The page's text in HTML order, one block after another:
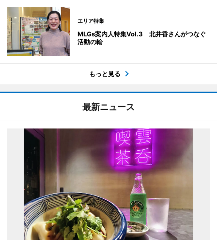
エリア特集
MLGs案内人特集Vol.3 北井香さんがつなぐ
活動の輪
もっと見る
最新ニュース